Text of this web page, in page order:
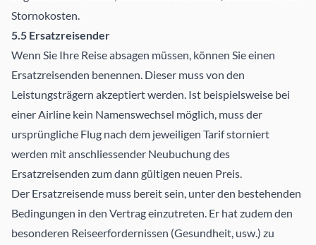
Stornokosten.
5.5 Ersatzreisender
Wenn Sie Ihre Reise absagen müssen, können Sie einen
Ersatzreisenden benennen. Dieser muss von den
Leistungsträgern akzeptiert werden. Ist beispielsweise bei
einer Airline kein Namenswechsel möglich, muss der
ursprüngliche Flug nach dem jeweiligen Tarif storniert
werden mit anschliessender Neubuchung des
Ersatzreisenden zum dann gültigen neuen Preis.
Der Ersatzreisende muss bereit sein, unter den bestehenden
Bedingungen in den Vertrag einzutreten. Er hat zudem den
besonderen Reiseerfordernissen (Gesundheit, usw.) zu